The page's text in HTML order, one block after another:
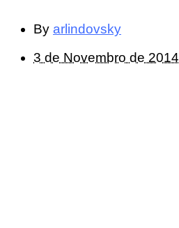
By arlindovsky
3 de Novembro de 2014